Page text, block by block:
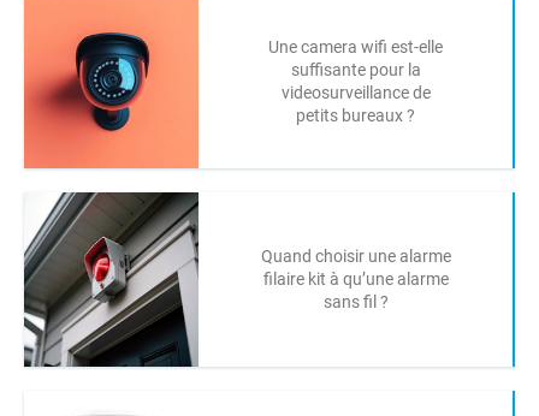
Une camera wifi est-elle
suffisante pour la
videosurveillance de
petits bureaux ?
Quand choisir une alarme
filaire kit à qu’une alarme
sans fil ?